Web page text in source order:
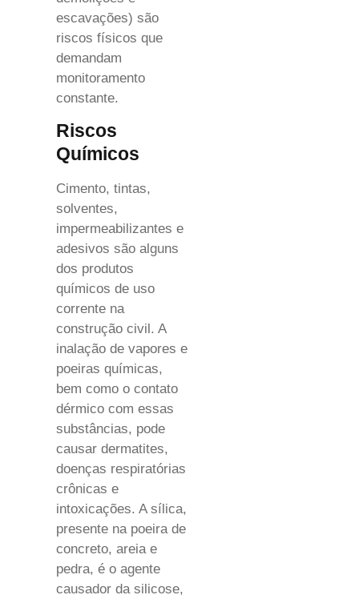
escavações) são
riscos físicos que
demandam
monitoramento
constante.
Riscos
Químicos
Cimento, tintas,
solventes,
impermeabilizantes e
adesivos são alguns
dos produtos
químicos de uso
corrente na
construção civil. A
inalação de vapores e
poeiras químicas,
bem como o contato
dérmico com essas
substâncias, pode
causar dermatites,
doenças respiratórias
crônicas e
intoxicações. A sílica,
presente na poeira de
concreto, areia e
pedra, é o agente
causador da silicose,